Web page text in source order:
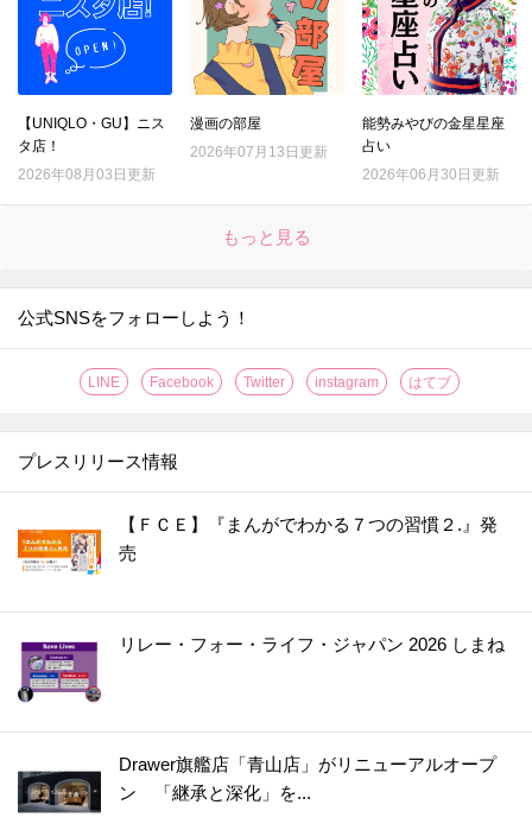
【UNIQLO・GU】ニス
タ店！
2026年08月03日更新
漫画の部屋
2026年07月13日更新
能勢みやびの金星星座
占い
2026年06月30日更新
もっと見る
公式SNSをフォローしよう！
LINE Facebook Twitter instagram はてブ
プレスリリース情報
【ＦＣＥ】『まんがでわかる７つの習慣２.』発
売
リレー・フォー・ライフ・ジャパン 2026 しまね
Drawer旗艦店「青山店」がリニューアルオープ
ン 「継承と深化」を...